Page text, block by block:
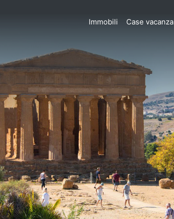
Immobili Case vacanza